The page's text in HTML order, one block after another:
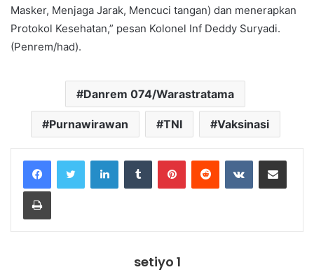
Masker, Menjaga Jarak, Mencuci tangan) dan menerapkan
Protokol Kesehatan,” pesan Kolonel Inf Deddy Suryadi.
(Penrem/had).
Danrem 074/Warastratama
Purnawirawan TNI Vaksinasi
LinkedInTumblr PinterestReddit VKontakteShare via Email
Print
setiyo 1